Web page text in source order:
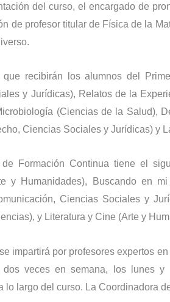
del curso, el encargado de
de profesor titular de Física de la
que recibirán los alumnos del
y Jurídicas), Relatos de la
(Ciencias de la Salud),
Ciencias Sociales y Jurídicas) y
Formación Continua tiene el
y Humanidades), Buscando en
Ciencias Sociales y
y Literatura y Cine (Arte y
impartirá por profesores expertos
veces en semana, los lunes
lo largo del curso. La Coordinadora